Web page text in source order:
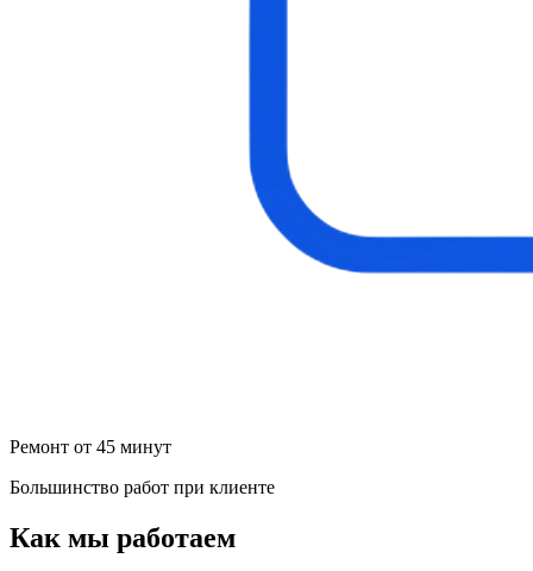
Ремонт от 45 минут
Большинство работ при клиенте
Как мы работаем